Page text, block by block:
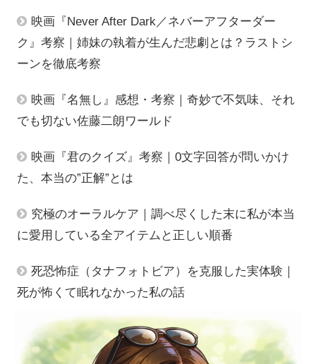
映画『Never After Dark／ネバーアフターダー
ク』考察｜姉妹の執着が生んだ悲劇とは？ラストシ
ーンを徹底考察
映画『名無し』感想・考察｜奇妙で不気味、それ
でも切ない佐藤二朗ワールド
映画『君のクイズ』考察｜0文字回答が問いかけ
た、本当の”正解”とは
究極のオーラルケア｜調べ尽くした末に私が本当
に愛用している全アイテムと正しい順番
死恐怖症（タナフォトビア）を克服した実体験｜
死が怖くて眠れなかった私の話